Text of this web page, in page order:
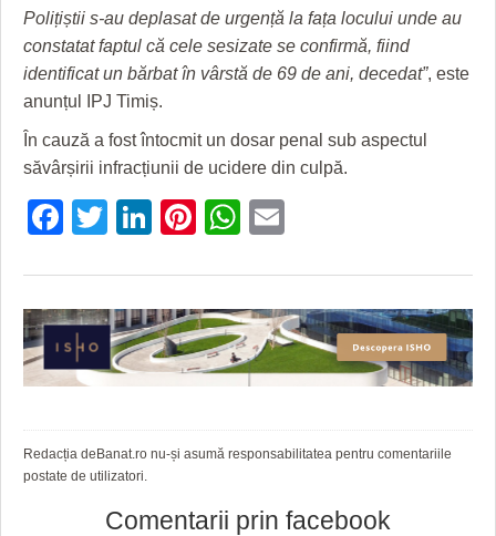
JOCURI ONLINE
FARMACII DIN TIMIŞOARA
HARTA TIMIŞOAREI
LICEE, ŞCOLI ŞI GRĂDINIŢE DIN TIMIŞ
SFATUL MEDICULUI
SFATURI JURIDICE
Polițiștii s-au deplasat de urgență la fața locului unde au
constatat faptul că cele sesizate se confirmă, fiind
identificat un bărbat în vârstă de 69 de ani, decedat”, este
anunțul IPJ Timiș.
În cauză a fost întocmit un dosar penal sub aspectul
săvârșirii infracțiunii de ucidere din culpă.
Facebook
Twitter
LinkedIn
Pinterest
WhatsApp
Redacția deBanat.ro nu-și asumă responsabilitatea pentru comentariile
postate de utilizatori.
Comentarii prin facebook